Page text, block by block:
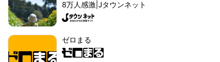
8万人感激|Jタウンネット
ゼロまる